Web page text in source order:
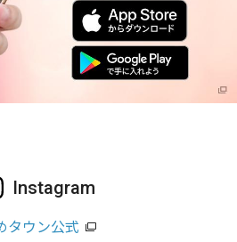
Instagram
タウン公式